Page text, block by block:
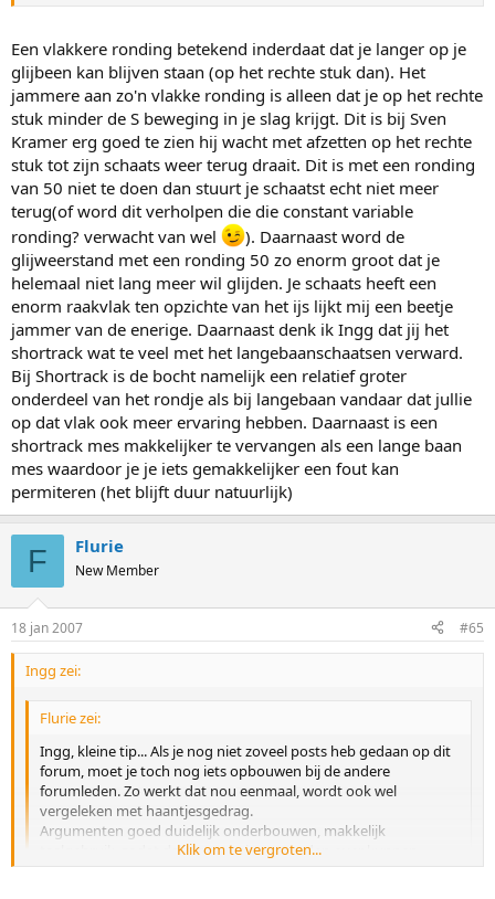
Een vlakkere ronding betekend inderdaat dat je langer op je
glijbeen kan blijven staan (op het rechte stuk dan). Het
jammere aan zo'n vlakke ronding is alleen dat je op het rechte
stuk minder de S beweging in je slag krijgt. Dit is bij Sven
Kramer erg goed te zien hij wacht met afzetten op het rechte
stuk tot zijn schaats weer terug draait. Dit is met een ronding
van 50 niet te doen dan stuurt je schaatst echt niet meer
terug(of word dit verholpen die die constant variable
ronding? verwacht van wel
). Daarnaast word de
glijweerstand met een ronding 50 zo enorm groot dat je
helemaal niet lang meer wil glijden. Je schaats heeft een
enorm raakvlak ten opzichte van het ijs lijkt mij een beetje
jammer van de enerige. Daarnaast denk ik Ingg dat jij het
shortrack wat te veel met het langebaanschaatsen verward.
Bij Shortrack is de bocht namelijk een relatief groter
onderdeel van het rondje als bij langebaan vandaar dat jullie
op dat vlak ook meer ervaring hebben. Daarnaast is een
shortrack mes makkelijker te vervangen als een lange baan
mes waardoor je je iets gemakkelijker een fout kan
permiteren (het blijft duur natuurlijk)
F Flurie
New Member
18 jan 2007 #65
Ingg zei:
Flurie zei:
Ingg, kleine tip... Als je nog niet zoveel posts heb gedaan op dit
forum, moet je toch nog iets opbouwen bij de andere
forumleden. Zo werkt dat nou eenmaal, wordt ook wel
vergeleken met haantjesgedrag.
Argumenten goed duidelijk onderbouwen, makkelijk
taalgebruik, zodat daar geen misverstanden over kunnen
ontstaan.
Klik om te vergroten...